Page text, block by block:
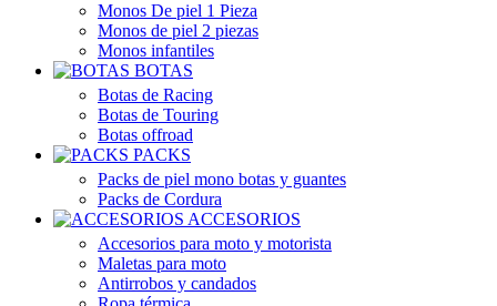
Monos De piel 1 Pieza
Monos de piel 2 piezas
Monos infantiles
BOTAS
Botas de Racing
Botas de Touring
Botas offroad
PACKS
Packs de piel mono botas y guantes
Packs de Cordura
ACCESORIOS
Accesorios para moto y motorista
Maletas para moto
Antirrobos y candados